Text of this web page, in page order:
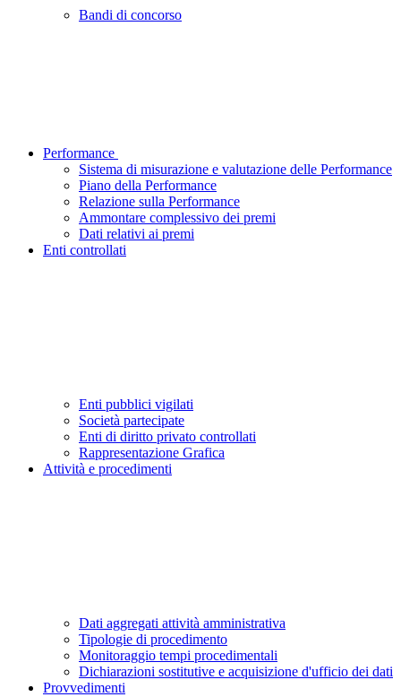
Bandi di concorso
Performance
Sistema di misurazione e valutazione delle Performance
Piano della Performance
Relazione sulla Performance
Ammontare complessivo dei premi
Dati relativi ai premi
Enti controllati
Enti pubblici vigilati
Società partecipate
Enti di diritto privato controllati
Rappresentazione Grafica
Attività e procedimenti
Dati aggregati attività amministrativa
Tipologie di procedimento
Monitoraggio tempi procedimentali
Dichiarazioni sostitutive e acquisizione d'ufficio dei dati
Provvedimenti